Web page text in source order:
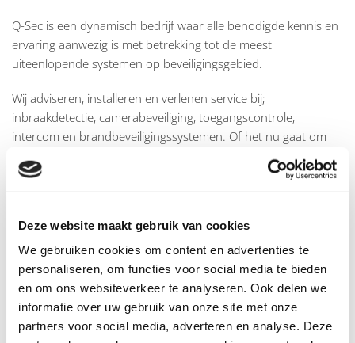
Deze website maakt gebruik van cookies
We gebruiken cookies om content en advertenties te
personaliseren, om functies voor social media te bieden
en om ons websiteverkeer te analyseren. Ook delen we
informatie over uw gebruik van onze site met onze
partners voor social media, adverteren en analyse. Deze
Q-Sec is een dynamisch bedrijf waar alle benodigde kennis en
ervaring aanwezig is met betrekking tot de meest
uiteenlopende systemen op beveiligingsgebied.
Wij adviseren, installeren en verlenen service bij;
inbraakdetectie, camerabeveiliging, toegangscontrole,
intercom en brandbeveiligingssystemen. Of het nu gaat om
uw woning of bedrijf, Q-Sec heeft altijd een pasklare
oplossing.
afgelopen periode veel veranderd qua techniek en
regelgeving. Q-Sec heeft zich deze periode vooral breed
georiënteerd. Scholing heeft onze permanente aandacht. Wij
zijn in het bezit van de nodige diploma's.
Op deze manier combineren wij ervaring met kennis van
zaken.